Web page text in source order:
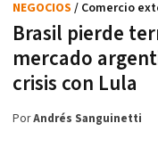
Brasil pierde
mercado
crisis con Lula
NEGOCIOS / Comercio
PorAndrés Sanguinetti